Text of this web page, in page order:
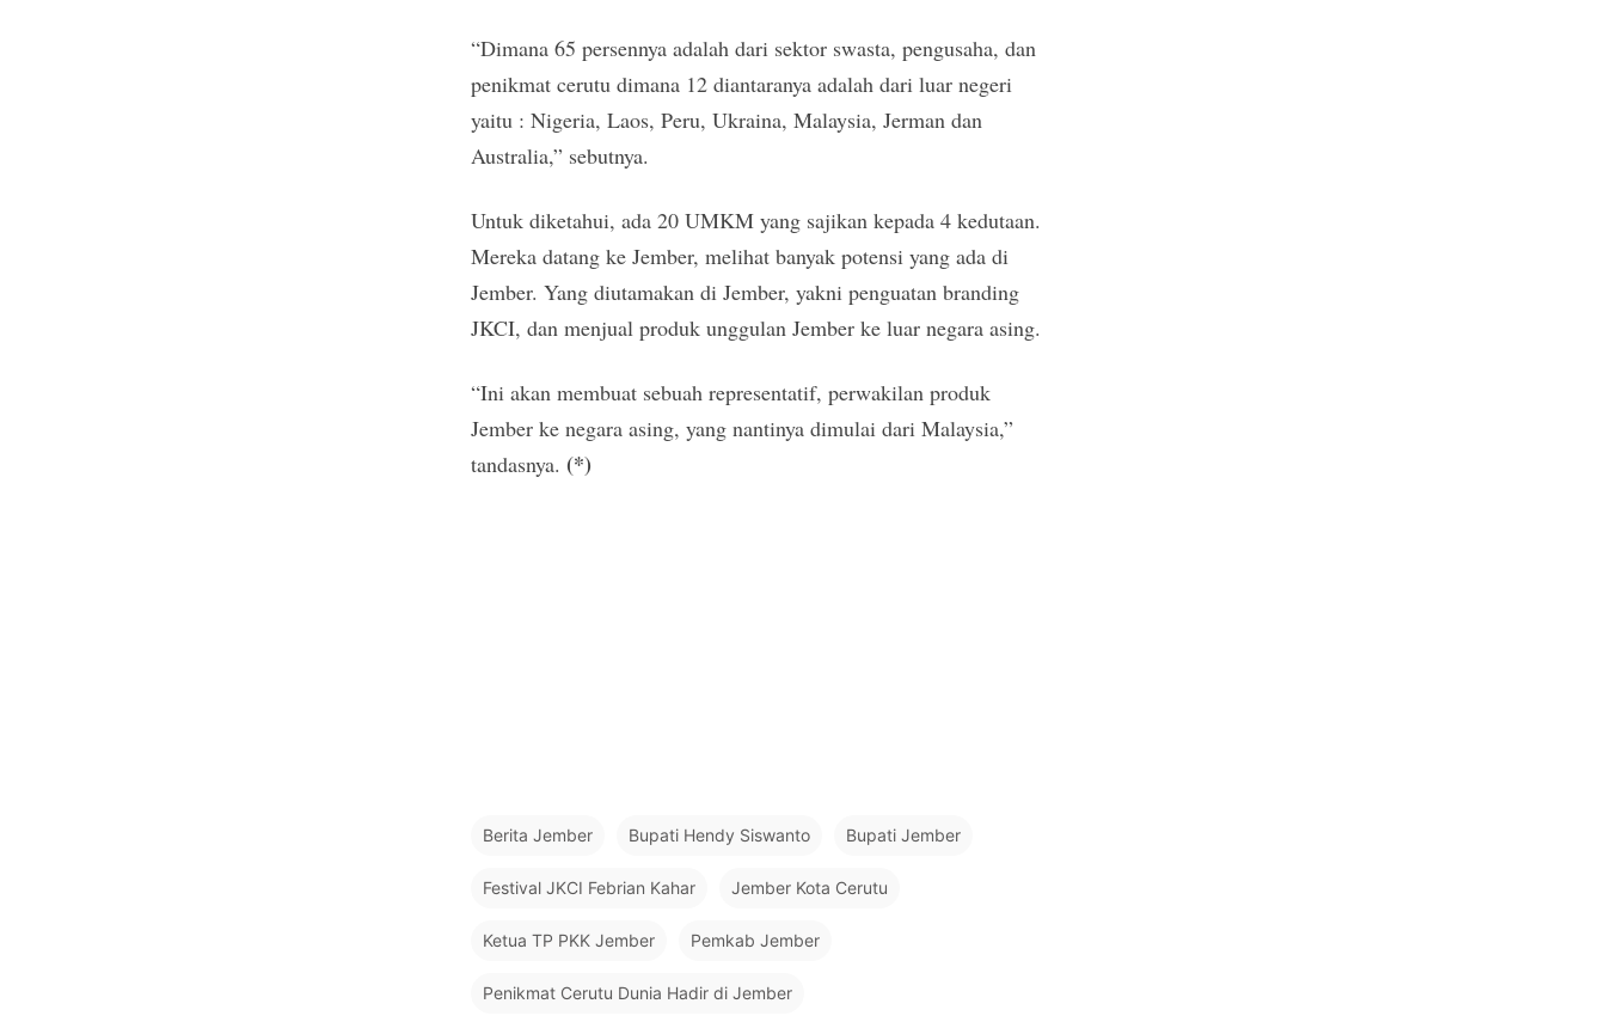
“Dimana 65 persennya adalah dari sektor swasta, pengusaha, dan
penikmat cerutu dimana 12 diantaranya adalah dari luar negeri
yaitu : Nigeria, Laos, Peru, Ukraina, Malaysia, Jerman dan
Australia,” sebutnya.
Untuk diketahui, ada 20 UMKM yang sajikan kepada 4 kedutaan.
Mereka datang ke Jember, melihat banyak potensi yang ada di
Jember. Yang diutamakan di Jember, yakni penguatan branding
JKCI, dan menjual produk unggulan Jember ke luar negara asing.
“Ini akan membuat sebuah representatif, perwakilan produk
Jember ke negara asing, yang nantinya dimulai dari Malaysia,”
tandasnya. (*)
Berita Jember Bupati Hendy Siswanto Bupati Jember
Festival JKCI Febrian Kahar Jember Kota Cerutu
Ketua TP PKK Jember Pemkab Jember
Penikmat Cerutu Dunia Hadir di Jember